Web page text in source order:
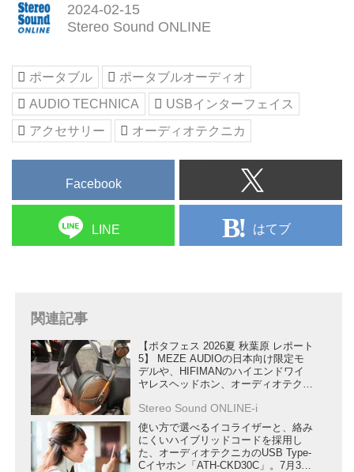
機器をお求めいただけます。｜日
2024-02-15
Stereo Sound ONLINE
ポータブル
ポータブルオーディオ
AUDIO TECHNICA
USBインターフェイス
アクセサリー
オーディオテクニカ
Facebook
LINE はてブ
関連記事
【ポタフェス 2026夏 秋葉原 レポート
5】 MEZE AUDIOの日本向け限定モ
デルや、HIFIMANのハイエンドワイ
ヤレスヘッドホン、オーディオテクニ
験も多数
Stereo Sound ONLINE-i
使い方で選べるイコライザーと、絡み
にくいハイブリッドコードを採用し
た、オーディオテクニカのUSB Type-
Cイヤホン「ATH-CKD30C」。7月3日